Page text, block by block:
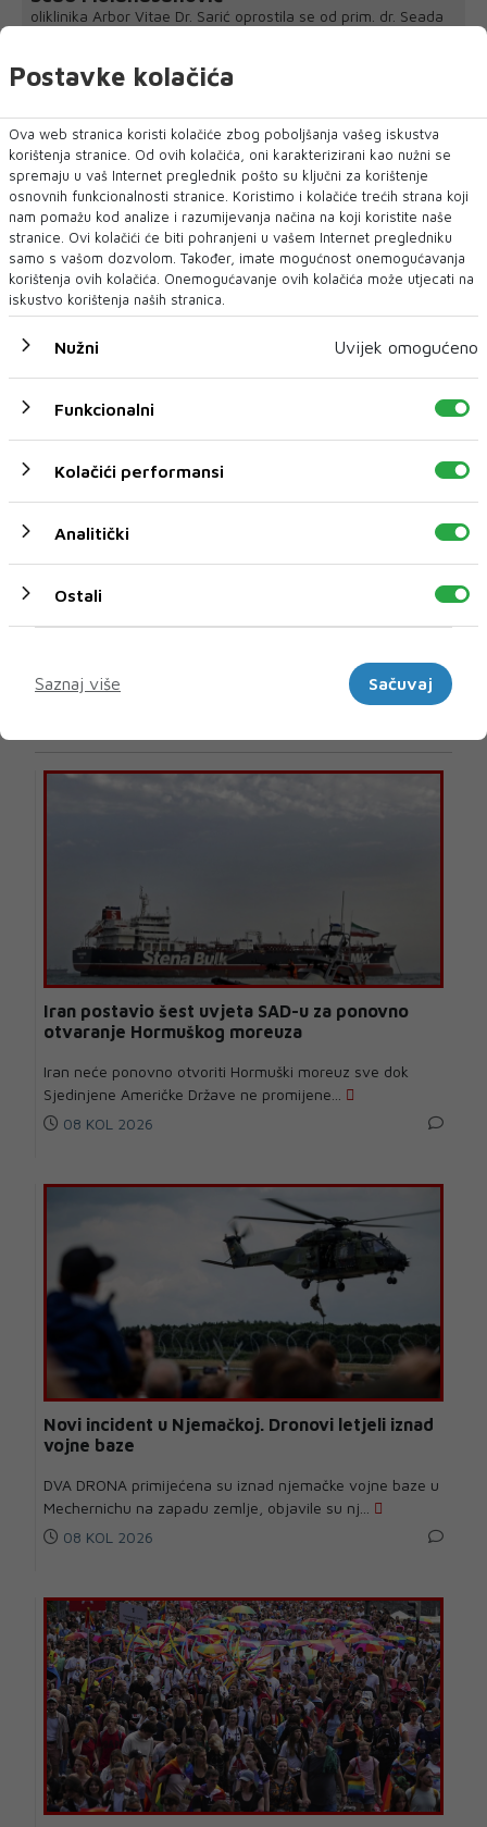
oliklinika Arbor Vitae Dr. Sarić oprostila se od prim. dr. Seada
Iran postavio šest uvjeta SAD-u za ponovno
otvaranje Hormuškog moreuza
Iran neće ponovno otvoriti Hormuški moreuz sve dok
Sjedinjene Američke Države ne promijene...
08 KOL 2026
Novi incident u Njemačkoj. Dronovi letjeli iznad
vojne baze
DVA DRONA primijećena su iznad njemačke vojne baze u
Mechernichu na zapadu zemlje, objavile su nj...
08 KOL 2026
Postavke kolačića
Ova web stranica koristi kolačiće zbog poboljšanja vašeg iskustva
korištenja stranice. Od ovih kolačića, oni karakterizirani kao nužni se
spremaju u vaš Internet preglednik pošto su ključni za korištenje
osnovnih funkcionalnosti stranice. Koristimo i kolačiće trećih strana koji
nam pomažu kod analize i razumijevanja načina na koji koristite naše
stranice. Ovi kolačići će biti pohranjeni u vašem Internet pregledniku
samo s vašom dozvolom. Također, imate mogućnost onemogućavanja
korištenja ovih kolačića. Onemogućavanje ovih kolačića može utjecati na
iskustvo korištenja naših stranica.
Nužni Uvijek omogućeno
Funkcionalni
Kolačići performansi
Analitički
Ostali
Saznaj više
Sačuvaj